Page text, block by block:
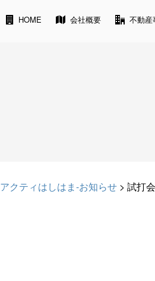
HOME 会社概要 不動産
アクティはしはま-お知らせ >試打